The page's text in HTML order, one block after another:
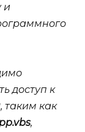
и
доступ к
, таким как
,